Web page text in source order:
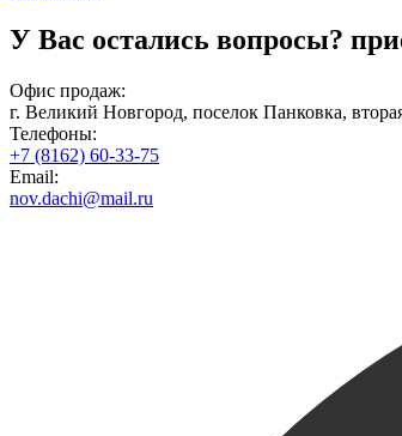
У Вас остались вопросы?
Офис продаж:
г. Великий Новгород, поселок Панковка,
Телефоны:
+7 (8162) 60-33-75
Email:
nov.dachi@mail.ru